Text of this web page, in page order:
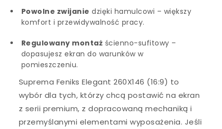
Powolne zwijanie dzięki hamulcowi – większy
komfort i przewidywalność pracy.
Regulowany montaż ścienno-sufitowy –
dopasujesz ekran do warunków w
pomieszczeniu.
Suprema Feniks Elegant 260X146 (16:9) to
wybór dla tych, którzy chcą postawić na ekran
z serii premium, z dopracowaną mechaniką i
przemyślanymi elementami wyposażenia. Jeśli